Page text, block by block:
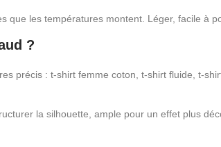
que les températures montent. Léger, facile à
?
précis : t-shirt femme coton, t-shirt fluide, t-
la silhouette, ample pour un effet plus